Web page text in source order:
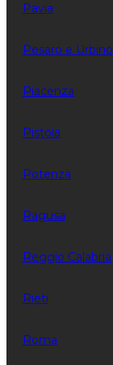
Pavia
Pesaro e Urbino
Piacenza
Pistoia
Potenza
Ragusa
Reggio Calabria
Rieti
Roma